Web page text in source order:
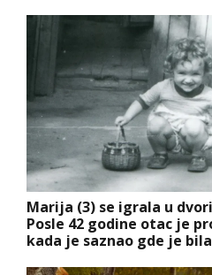
Marija (3) se igrala u
Posle 42 godine otac je
kada je saznao gde je bila